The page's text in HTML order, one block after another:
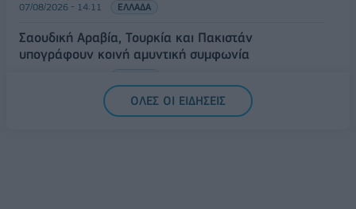
07/08/2026 - 14:11 ΕΛΛΑΔΑ
Σαουδική Αραβία, Τουρκία και Πακιστάν
υπογράφουν κοινή αμυντική συμφωνία
ΟΛΕΣ ΟΙ ΕΙΔΗΣΕΙΣ